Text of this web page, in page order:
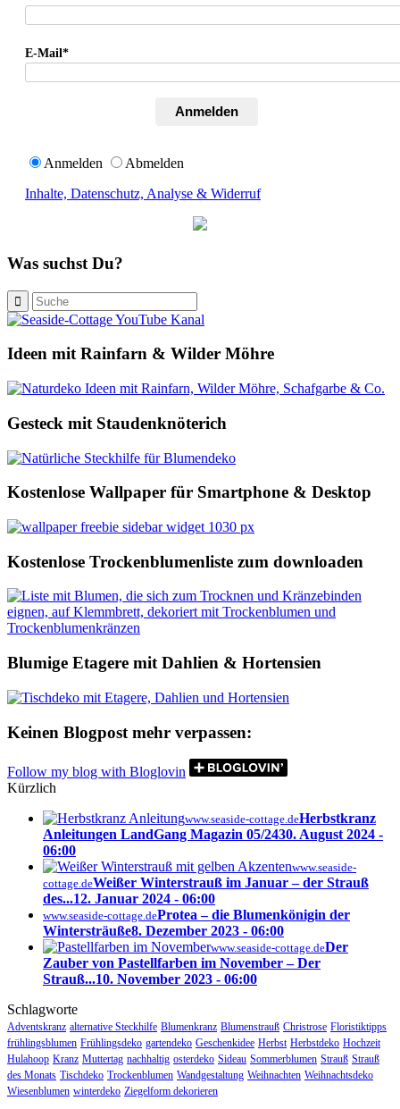
E-Mail*
Anmelden
Anmelden
Abmelden
Inhalte, Datenschutz, Analyse & Widerruf
Was suchst Du?
Ideen mit Rainfarn & Wilder Möhre
Gesteck mit Staudenknöterich
Kostenlose Wallpaper für Smartphone & Desktop
Kostenlose Trockenblumenliste zum downloaden
Blumige Etagere mit Dahlien & Hortensien
Keinen Blogpost mehr verpassen:
Follow my blog with Bloglovin
Kürzlich
www.seaside-cottage.deHerbstkranz
Anleitungen LandGang Magazin 05/2430. August 2024 -
06:00
www.seaside-
cottage.deWeißer Winterstrauß im Januar – der Strauß
des...12. Januar 2024 - 06:00
www.seaside-cottage.deProtea – die Blumenkönigin der
Wintersträuße8. Dezember 2023 - 06:00
www.seaside-cottage.deDer
Zauber von Pastellfarben im November – Der
Strauß...10. November 2023 - 06:00
Schlagworte
Adventskranz alternative Steckhilfe Blumenkranz Blumenstrauß Christrose Floristiktipps
frühlingsblumen Frühlingsdeko gartendeko Geschenkidee Herbst Herbstdeko Hochzeit
Hulahoop Kranz Muttertag nachhaltig osterdeko Sideau Sommerblumen Strauß Strauß
des Monats Tischdeko Trockenblumen Wandgestaltung Weihnachten Weihnachtsdeko
Wiesenblumen winterdeko Ziegelform dekorieren